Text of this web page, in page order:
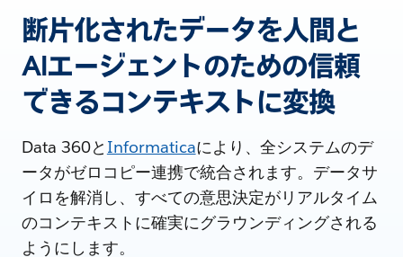
断片化されたデータを人間と
AIエージェントのための信頼
できるコンテキストに変換
Data 360と Informaticaにより、全システムのデ
ータがゼロコピー連携で統合されます。データサ
イロを解消し、すべての意思決定がリアルタイム
のコンテキストに確実にグラウンディングされる
ようにします。